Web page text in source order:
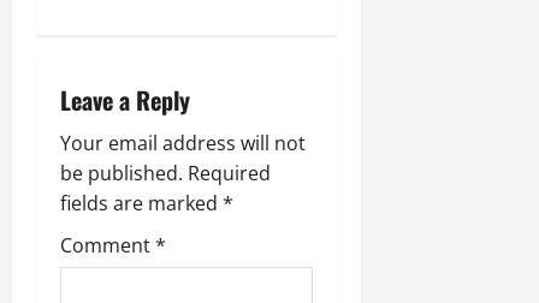
g
a
t
i
Leave a Reply
Your email address will not
be published. Required
fields are marked *
Comment*